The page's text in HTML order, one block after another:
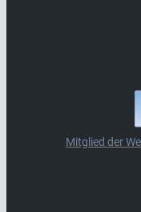
Mitglied der